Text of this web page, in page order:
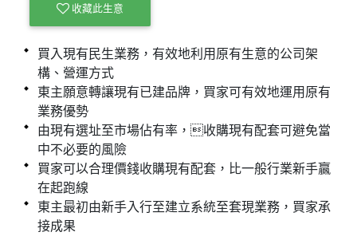
收藏此生意
買入現有民生業務，有效地利用原有生意的公司架
構、營運方式
東主願意轉讓現有已建品牌，買家可有效地運用原有
業務優勢
由現有選址至市場佔有率，收購現有配套可避免當
中不必要的風險
買家可以合理價錢收購現有配套，比一般行業新手贏
在起跑線
東主最初由新手入行至建立系統至套現業務，買家承
接成果